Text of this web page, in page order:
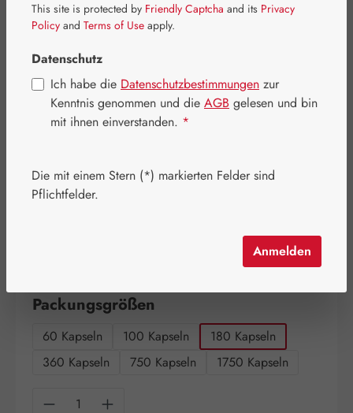
Regulärer Preis:
75,90 €
Inhalt:0.107 Kilogramm
Packungsgrößen
60 Kapseln 100 Kapseln
180 Kapseln
360 Kapseln
750 Kapseln 1750 Kapseln
Produkt Anzahl: Gib den gewünschten
This site is protected by Friendly Captcha and its Privacy
Policy and Terms of Use apply.
Datenschutz
Ich habe die Datenschutzbestimmungen zur
Kenntnis genommen und die AGB gelesen und bin
mit ihnen einverstanden. *
Die mit einem Stern (*) markierten Felder sind
Pflichtfelder.
Anmelden